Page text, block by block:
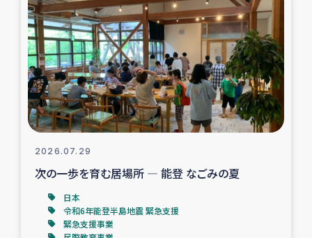
ガザ地区酪農を通した女性グループの生計支援
ふりかけ普及と食生活改善による栄養改善事業
フェアトレード事業
緊急支援事業
女性の生計向上を通じた子どもの栄養改善事業
2026.07.29
次の一歩を育む居場所 ― 能登 なごみの夏
日本
令和6年能登半島地震 緊急支援
緊急支援事業